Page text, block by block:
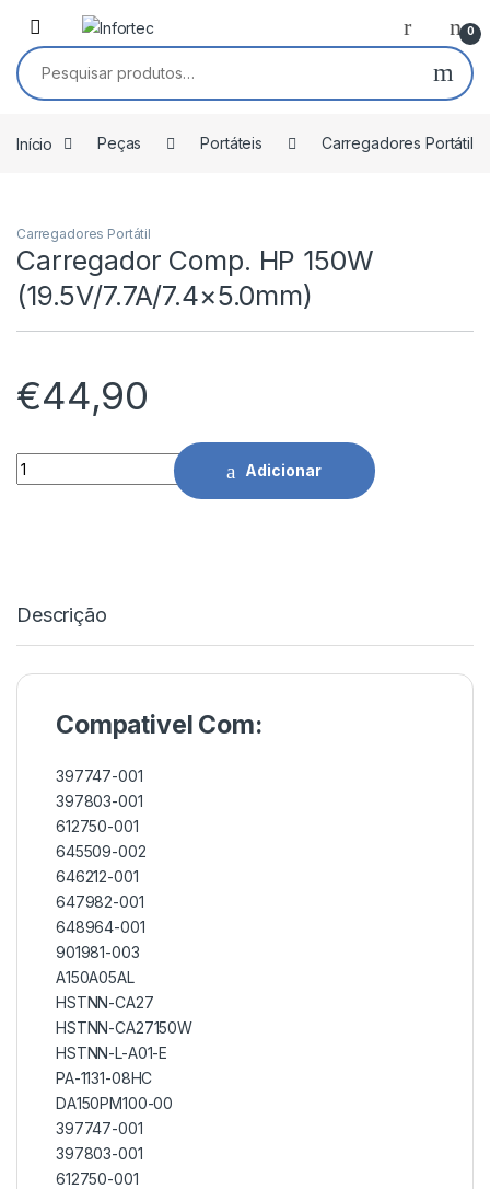
Saltar para navegação
Pular para o conteúdo
0
Pesquisar por:
Início Peças Portáteis Carregadores Portátil
Carregadores Portátil
Carregador Comp. HP 150W
(19.5V/7.7A/7.4×5.0mm)
€44,90
Carregador Comp. HP 150W (19.5V/7.7A/7.4x5.0mm)
Adicionar
Descrição
Compativel Com:
397747-001
397803-001
612750-001
645509-002
646212-001
647982-001
648964-001
901981-003
A150A05AL
HSTNN-CA27
HSTNN-CA27150W
HSTNN-L-A01-E
PA-1131-08HC
DA150PM100-00
397747-001
397803-001
612750-001